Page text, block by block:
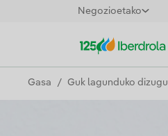
Negozioetako
Gasa Guk lagunduko dizugu